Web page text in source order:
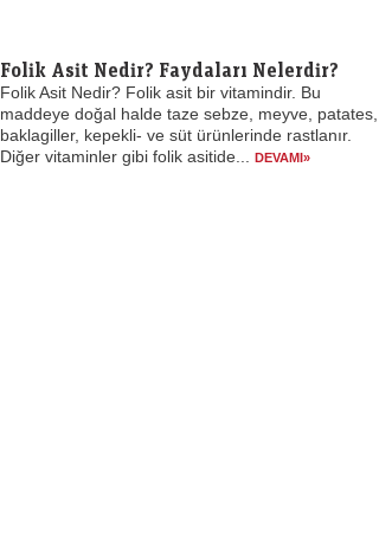
Folik Asit Nedir? Faydaları Nelerdir?
Folik Asit Nedir? Folik asit bir vitamindir. Bu
maddeye doğal halde taze sebze, meyve, patates,
baklagiller, kepekli- ve süt ürünlerinde rastlanır.
Diğer vitaminler gibi folik asitide...
DEVAMI»